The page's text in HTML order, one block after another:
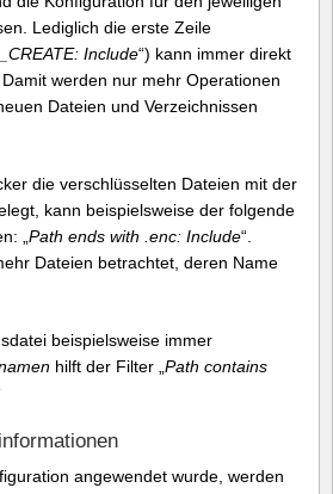
Lediglich die erste Zeile
Include“) kann immer direkt
werden nur mehr Operationen
Dateien und Verzeichnissen
die verschlüsselten Dateien mit der
kann beispielsweise der folgende
„Path ends with .enc: Include“.
Dateien betrachtet, deren Name
beispielsweise immer
hilft der Filter „ Path contains
angewendet wurde, werden